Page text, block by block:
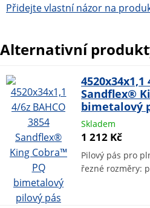
Přidejte vlastní názor na
Alternativní
4520x34x1,1
Sandflex®
bimetalový
Skladem
1 212 Kč
Pilový pás pro
řezné rozměry: